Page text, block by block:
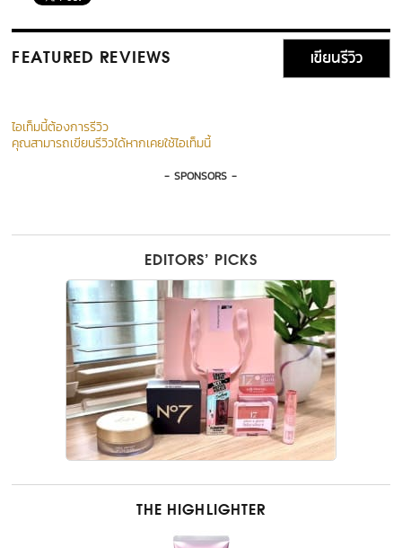
FEATURED REVIEWS เขียนรีวิว
ไอเท็มนี้ต้องการรีวิว
คุณสามารถเขียนรีวิวได้หากเคยใช้ไอเท็มนี้
- SPONSORS -
EDITORS’ PICKS
THE HIGHLIGHTER